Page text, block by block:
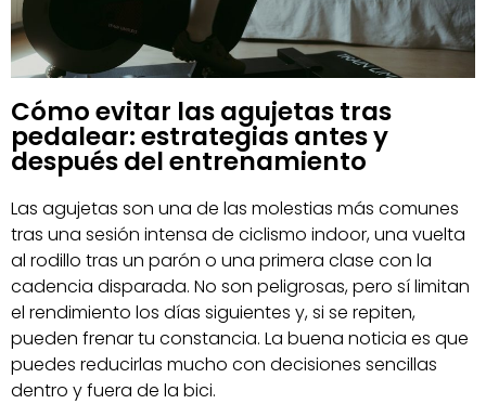
Cómo evitar las agujetas tras
pedalear: estrategias antes y
después del entrenamiento
Las agujetas son una de las molestias más comunes
tras una sesión intensa de ciclismo indoor, una vuelta
al rodillo tras un parón o una primera clase con la
cadencia disparada. No son peligrosas, pero sí limitan
el rendimiento los días siguientes y, si se repiten,
pueden frenar tu constancia. La buena noticia es que
puedes reducirlas mucho con decisiones sencillas
dentro y fuera de la bici.